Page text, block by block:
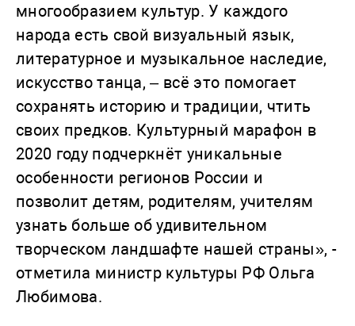
многообразием культур. У каждого
народа есть свой визуальный язык,
литературное и музыкальное наследие,
искусство танца, – всё это помогает
сохранять историю и традиции, чтить
своих предков. Культурный марафон в
2020 году подчеркнёт уникальные
особенности регионов России и
позволит детям, родителям, учителям
узнать больше об удивительном
творческом ландшафте нашей страны», -
отметила министр культуры РФ Ольга
Любимова.